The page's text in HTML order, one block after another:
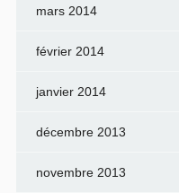
mars 2014
février 2014
janvier 2014
décembre 2013
novembre 2013